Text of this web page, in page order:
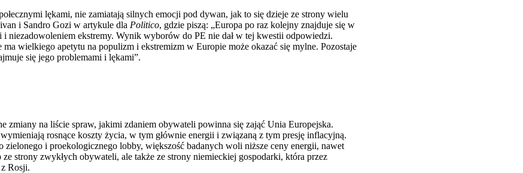
lękami, nie zamiatają silnych emocji pod dywan, jak to się dzieje ze strony wielu
i Sandro Gozi w artykule dla Politico, gdzie piszą: „Europa po raz kolejny znajduje się w
niezadowoleniem ekstremy. Wynik wyborów do PE nie dał w tej kwestii odpowiedzi.
ma wielkiego apetytu na populizm i ekstremizm w Europie może okazać się mylne. Pozostaje
się jego problemami i lękami”.
na liście spraw, jakimi zdaniem obywateli powinna się zająć Unia Europejska.
rosnące koszty życia, w tym głównie energii i związaną z tym presję inflacyjną.
i proekologicznego lobby, większość badanych woli niższe ceny energii, nawet
strony zwykłych obywateli, ale także ze strony niemieckiej gospodarki, która przez
Rosji.